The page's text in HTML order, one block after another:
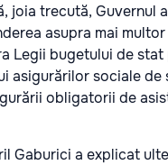
joia trecută, Guvernul
asupra mai
Legii bugetului de stat
asigurărilor sociale de
obligatorii de
Gaburici a explicat